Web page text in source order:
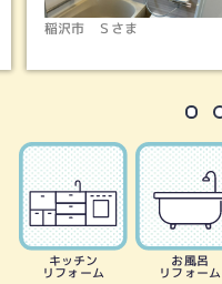
稲沢市 Ｓさま
キッチン
リフォーム
お風呂
リフォーム